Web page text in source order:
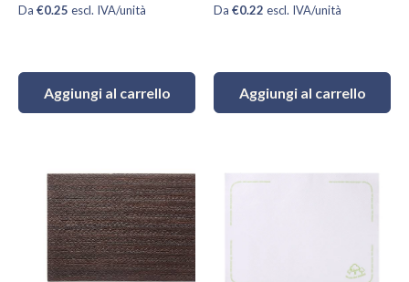
Da €0.25 escl. IVA/unità
Aggiungi al carrello
Da €0.22 escl. IVA/unità
Aggiungi al carrello